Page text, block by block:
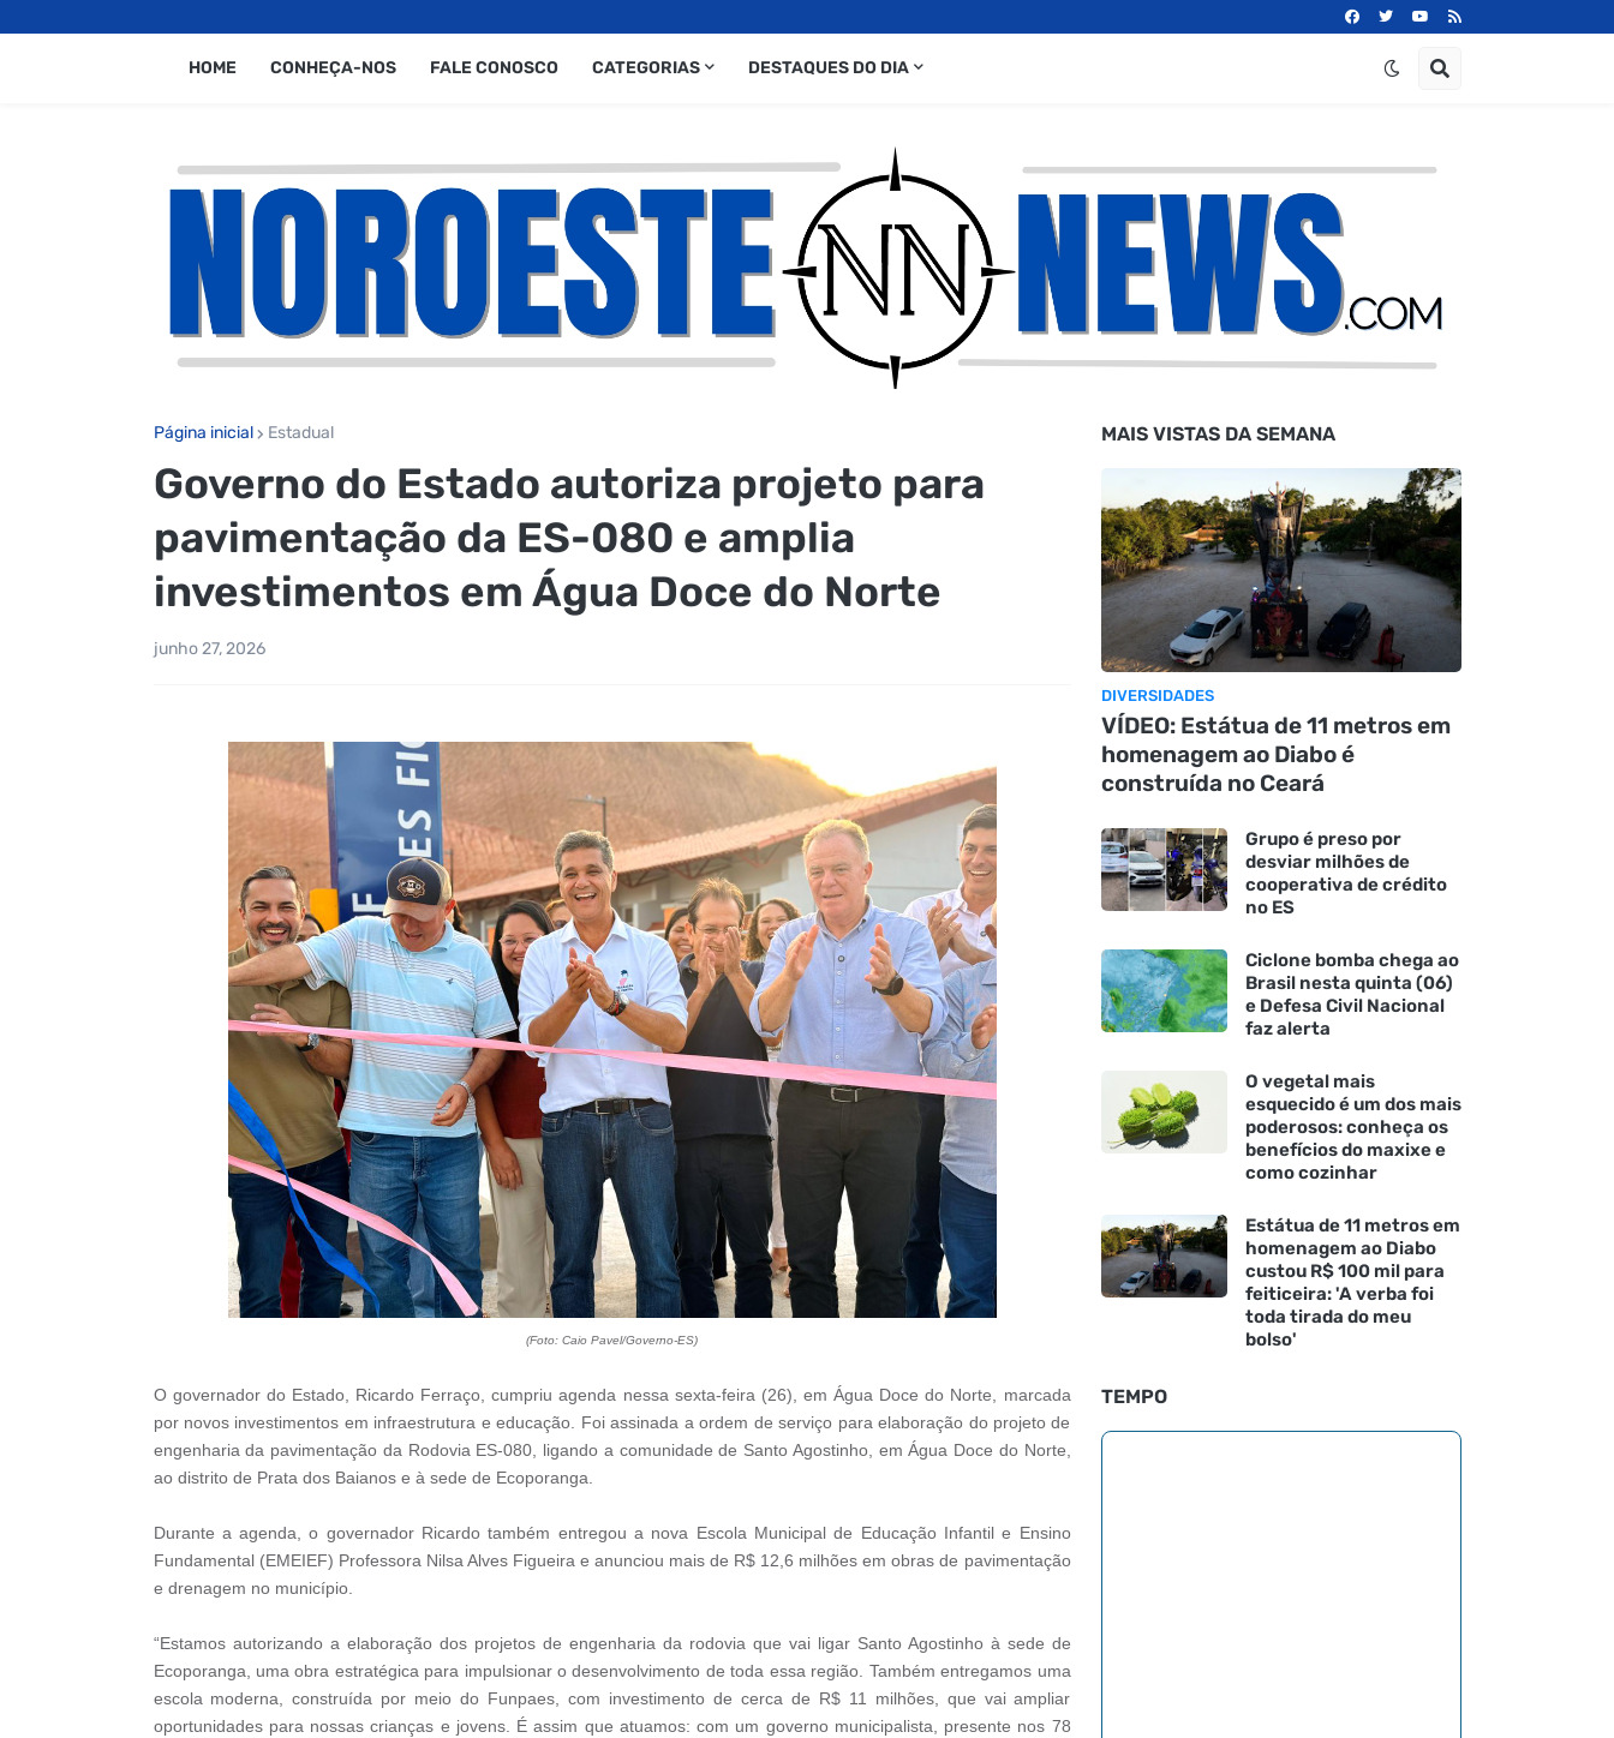
HOME CONHEÇA-NOS FALE CONOSCO CATEGORIAS DESTAQUES DO DIA
Página inicial Estadual
Governo do Estado autoriza projeto para
pavimentação da ES-080 e amplia
investimentos em Água Doce do Norte
junho 27, 2026
(Foto: Caio Pavel/Governo-ES)
O governador do Estado, Ricardo Ferraço, cumpriu agenda nessa sexta-feira (26), em Água Doce do Norte, marcada
por novos investimentos em infraestrutura e educação. Foi assinada a ordem de serviço para elaboração do projeto de
engenharia da pavimentação da Rodovia ES-080, ligando a comunidade de Santo Agostinho, em Água Doce do Norte,
ao distrito de Prata dos Baianos e à sede de Ecoporanga.
Durante a agenda, o governador Ricardo também entregou a nova Escola Municipal de Educação Infantil e Ensino
Fundamental (EMEIEF) Professora Nilsa Alves Figueira e anunciou mais de R$ 12,6 milhões em obras de pavimentação
e drenagem no município.
“Estamos autorizando a elaboração dos projetos de engenharia da rodovia que vai ligar Santo Agostinho à sede de
Ecoporanga, uma obra estratégica para impulsionar o desenvolvimento de toda essa região. Também entregamos uma
escola moderna, construída por meio do Funpaes, com investimento de cerca de R$ 11 milhões, que vai ampliar
oportunidades para nossas crianças e jovens. É assim que atuamos: com um governo municipalista, presente nos 78
MAIS VISTAS DA SEMANA
DIVERSIDADES
VÍDEO: Estátua de 11 metros em
homenagem ao Diabo é
construída no Ceará
Grupo é preso por
desviar milhões de
cooperativa de crédito
no ES
Ciclone bomba chega ao
Brasil nesta quinta (06)
e Defesa Civil Nacional
faz alerta
O vegetal mais
esquecido é um dos mais
poderosos: conheça os
benefícios do maxixe e
como cozinhar
Estátua de 11 metros em
homenagem ao Diabo
custou R$ 100 mil para
feiticeira: 'A verba foi
toda tirada do meu
bolso'
TEMPO